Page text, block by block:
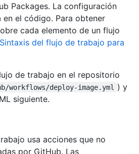
Packages. La configuración
el código. Para obtener
cada elemento de un flujo
Sintaxis del flujo de trabajo para
de trabajo en el repositorio
workflows/deploy-image.yml
) y
siguiente.
usa acciones que no
por GitHub. Las